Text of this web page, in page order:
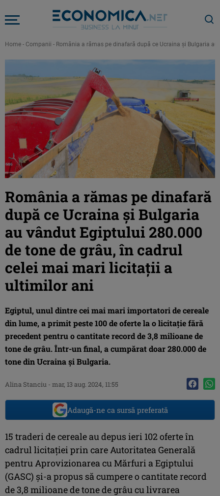
Home - Companii - România a rămas pe dinafară după ce Ucraina și Bulgaria
România a rămas pe dinafară
după ce Ucraina și Bulgaria
au vândut Egiptului 280.000
de tone de grâu, în cadrul
celei mai mari licitații a
ultimilor ani
Egiptul, unul dintre cei mai mari importatori de cereale
din lume, a primit peste 100 de oferte la o licitație fără
precedent pentru o cantitate record de 3,8 milioane de
tone de grâu. Într-un final, a cumpărat doar 280.000 de
tone din Ucraina și Bulgaria.
Alina Stanciu - mar, 13 aug. 2024, 11:55
Adaugă-ne ca sursă preferată
15 traderi de cereale au depus ieri 102 oferte în
cadrul licitației prin care Autoritatea Generală
pentru Aprovizionarea cu Mărfuri a Egiptului
(GASC) și-a propus să cumpere o cantitate record
de 3,8 milioane de tone de grâu cu livrarea